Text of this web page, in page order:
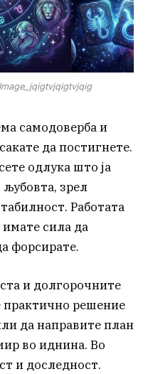
самодоверба и
да постигнете.
одлука што ја
зрел
Работата
имате сила да
форсирате.
и долгорочните
практично решение
да направите план
во иднина. Во
и доследност.